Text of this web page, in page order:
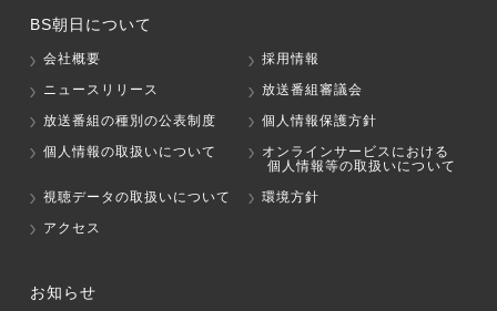
BS朝日について
会社概要
採用情報
ニュースリリース
放送番組審議会
放送番組の種別の公表制度
個人情報保護方針
個人情報の取扱いについて
オンラインサービスにおける
個人情報等の取扱いについて
視聴データの取扱いについて
環境方針
アクセス
お知らせ